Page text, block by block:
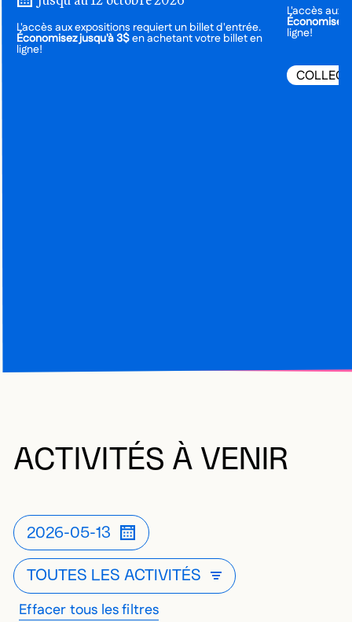
L'accès aux expositions requiert un billet d'entrée.
Économisez jusqu'à 3$en achetant votre billet en
ligne!
L'accès aux
Économisez
ligne!
ACTIVITÉS À VENIR
FILTRE ACTUELLEMENT APPLIQUÉ
2026-05-13OUVRIR LA MODALE DE LISTE DE
FILTRE ACTUELLEMENT
TOUTES LES ACTIVITÉSOUVRIR LA MODALE DE LISTE
Effacer tous les filtres